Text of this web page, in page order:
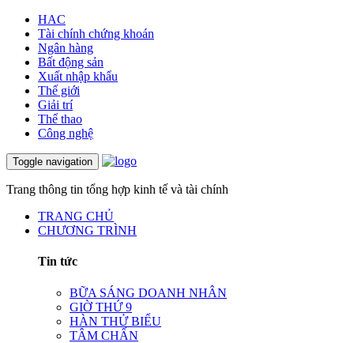
HAC
Tài chính chứng khoán
Ngân hàng
Bất động sản
Xuất nhập khẩu
Thế giới
Giải trí
Thể thao
Công nghệ
Toggle navigation
Trang thông tin tổng hợp kinh tế và tài chính
TRANG CHỦ
CHƯƠNG TRÌNH
Tin tức
BỮA SÁNG DOANH NHÂN
GIỜ THỨ 9
HÀN THỬ BIỂU
TÂM CHẤN